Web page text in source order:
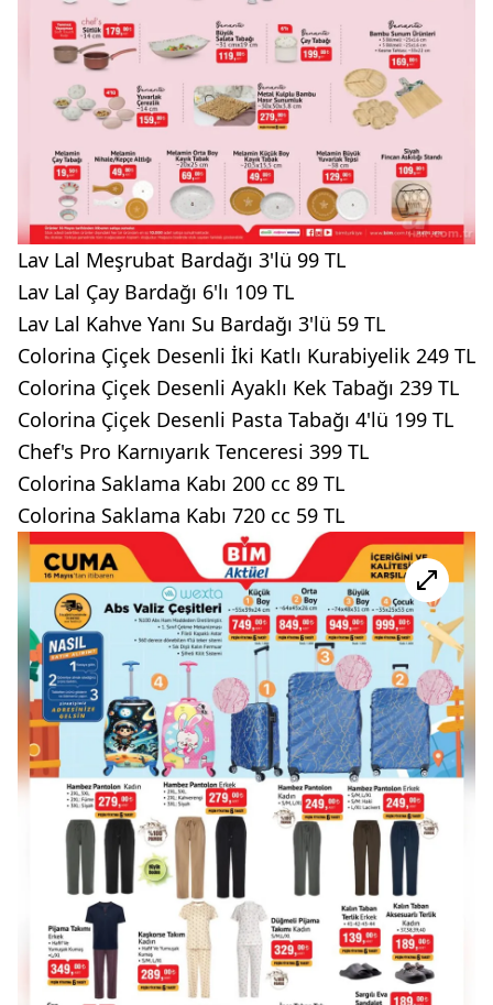
Lav Lal Meşrubat Bardağı 3'lü 99 TL
Lav Lal Çay Bardağı 6'lı 109 TL
Lav Lal Kahve Yanı Su Bardağı 3'lü 59 TL
Colorina Çiçek Desenli İki Katlı Kurabiyelik 249 TL
Colorina Çiçek Desenli Ayaklı Kek Tabağı 239 TL
Colorina Çiçek Desenli Pasta Tabağı 4'lü 199 TL
Chef's Pro Karnıyarık Tenceresi 399 TL
Colorina Saklama Kabı 200 cc 89 TL
Colorina Saklama Kabı 720 cc 59 TL